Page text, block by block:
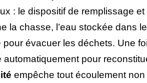
: le dispositif de remplissage et
la chasse, l’eau stockée dans
évacuer les déchets. Une
pour
empêche tout écoulement